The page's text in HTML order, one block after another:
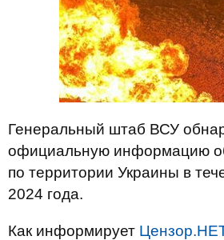
Генеральный штаб ВСУ
официальную информацию
по территории Украины в
2024 года.
Как информирует